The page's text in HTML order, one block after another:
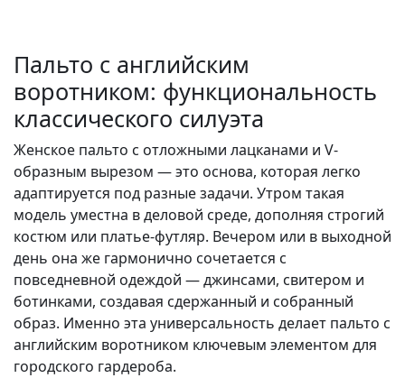
Пальто с английским
воротником: функциональность
классического силуэта
Женское пальто с отложными лацканами и V-
образным вырезом — это основа, которая легко
адаптируется под разные задачи. Утром такая
модель уместна в деловой среде, дополняя строгий
костюм или платье-футляр. Вечером или в выходной
день она же гармонично сочетается с
повседневной одеждой — джинсами, свитером и
ботинками, создавая сдержанный и собранный
образ. Именно эта универсальность делает пальто с
английским воротником ключевым элементом для
городского гардероба.